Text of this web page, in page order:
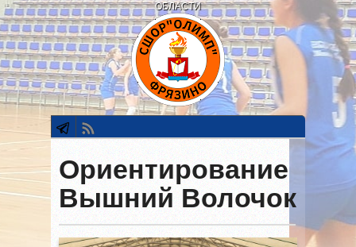
ОБЛАСТИ
Ориентирование
Вышний Волочок